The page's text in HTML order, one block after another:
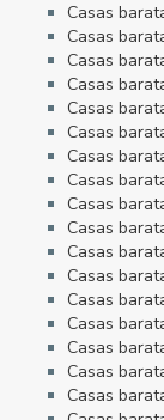
Casas
Casas
Casas
Casas
Casas
Casas
Casas
Casas
Casas
Casas
Casas
Casas
Casas
Casas
Casas
Casas
Casas